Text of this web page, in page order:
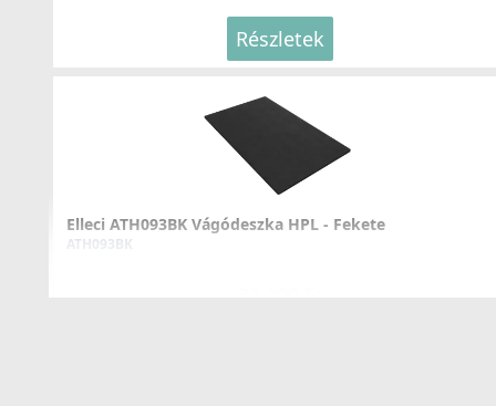
ELLECI - Csaptelep Bahia - Fekete
219 990 Ft
Részletek
Elleci ATH093BK Vágódeszka HPL - Fekete
ATH093BK